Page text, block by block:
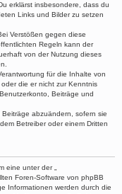
erklärst insbesondere, dass du
Links und Bilder zu setzen
Verstößen gegen diese
Regeln kann der
von der Nutzung dieses
für die Inhalte von
die er nicht zur Kenntnis
Beiträge und
abzuändern, sofern sie
Betreiber oder einem Dritten
eine unter der „
Foren-Software von phpBB
Informationen werden durch die